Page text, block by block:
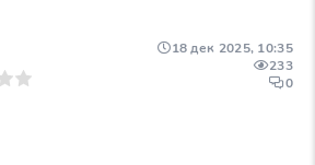
18 дек 2025, 10:35
233
0